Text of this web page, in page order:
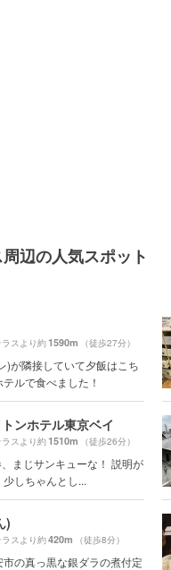
辺の人気スポット
ラスより約1590m （徒歩27分）
)が隣接していて夕飯はこち
ルで食べました！
ンホテル東京ベイ
ラスより約1510m （徒歩26分）
まじサンキューな！ 説明が
しちゃんとし...
)
ラスより約420m （徒歩8分）
市の真っ黒な銀ダラの煮付定